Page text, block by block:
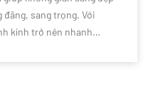
sang trọng. Với
kính trở nên nhanh